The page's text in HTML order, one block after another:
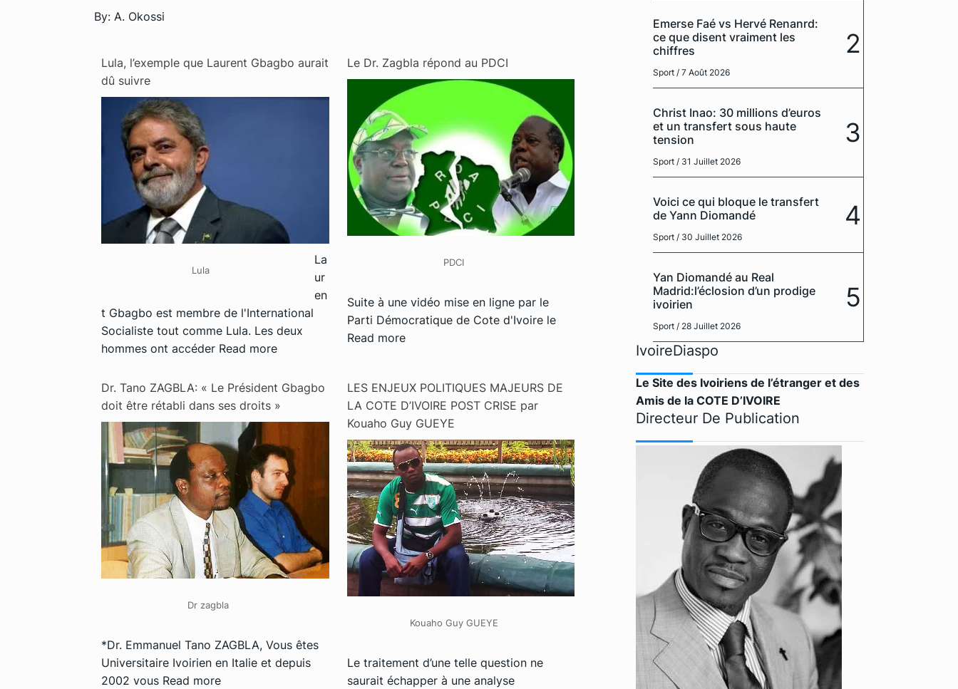
By: A. Okossi
Lula, l’exemple que Laurent Gbagbo aurait
dû suivre
Lula
La
ur
en
t Gbagbo est membre de l'International
Socialiste tout comme Lula. Les deux
hommes ont accéder Read more
Le Dr. Zagbla répond au PDCI
PDCI
Suite à une vidéo mise en ligne par le
Parti Démocratique de Cote d'Ivoire le
Read more
Dr. Tano ZAGBLA: « Le Président Gbagbo
doit être rétabli dans ses droits »
Dr zagbla
*Dr. Emmanuel Tano ZAGBLA, Vous êtes
Universitaire Ivoirien en Italie et depuis
2002 vous Read more
LES ENJEUX POLITIQUES MAJEURS DE
LA COTE D’IVOIRE POST CRISE par
Kouaho Guy GUEYE
Kouaho Guy GUEYE
Le traitement d’une telle question ne
saurait échapper à une analyse
Emerse Faé vs Hervé Renanrd:
ce que disent vraiment les
chiffres
Sport / 7 Août 2026
2
Christ Inao: 30 millions d’euros
et un transfert sous haute
tension
Sport / 31 Juillet 2026
3
Voici ce qui bloque le transfert
de Yann Diomandé
Sport / 30 Juillet 2026
4
Yan Diomandé au Real
Madrid:l’éclosion d’un prodige
ivoirien
Sport / 28 Juillet 2026
5
IvoireDiaspo
Le Site des Ivoiriens de l’étranger et des
Amis de la COTE D’IVOIRE
Directeur De Publication